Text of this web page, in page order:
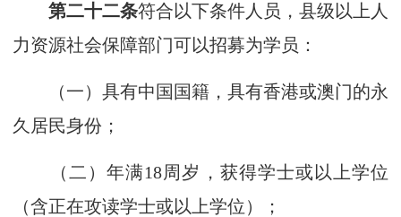
第二十二条符合以下条件人员，县级以上人
力资源社会保障部门可以招募为学员：
（一）具有中国国籍，具有香港或澳门的永
久居民身份；
（二）年满18周岁，获得学士或以上学位
（含正在攻读学士或以上学位）；